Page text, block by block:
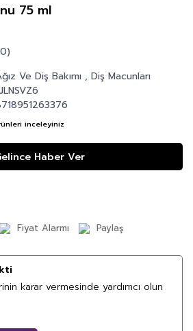
75 ml
Ve Diş Bakımı ,Diş Macunları
inceleyiniz
Haber Ver
Fiyat Alarmı Paylaş
karar vermesinde yardımcı olun